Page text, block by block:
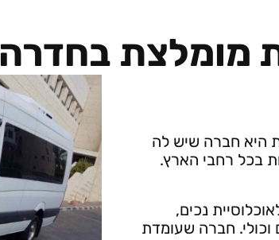
מומלצת בחדרה
היא חברה שיש לה
בכל רחבי הארץ.
נכים,
וכולי. חברה שעומדת